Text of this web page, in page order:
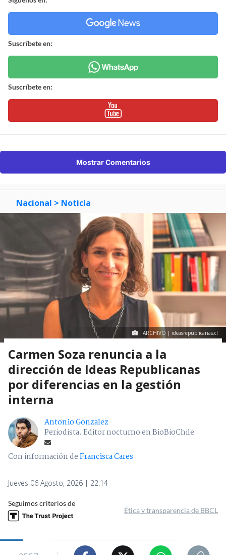
Suscríbete en:
Suscríbete en:
Mostrar Comentarios
Nacional > Noticia
ARCHIVO | ideasrepublicanas.cl
Carmen Soza renuncia a la
dirección de Ideas Republicanas
por diferencias en la gestión
interna
Antonio Gonzalez
Periodista. Editor nocturno en BioBioChile
Con información deFrancisca Cares
Jueves 06 Agosto, 2026 | 22:14
Seguimos criterios de
Ética y transparencia de BBCL